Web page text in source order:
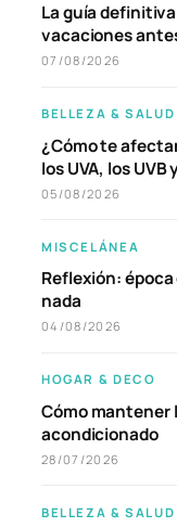
La guía
vacaciones
07/08/2026
BELLEZA & SALUD
¿Cómo te
los UVA, los
05/08/2026
MISCELÁNEA
Reflexión:
nada
04/08/2026
HOGAR & DECO
Cómo mantener
acondicionado
28/07/2026
BELLEZA & SALUD